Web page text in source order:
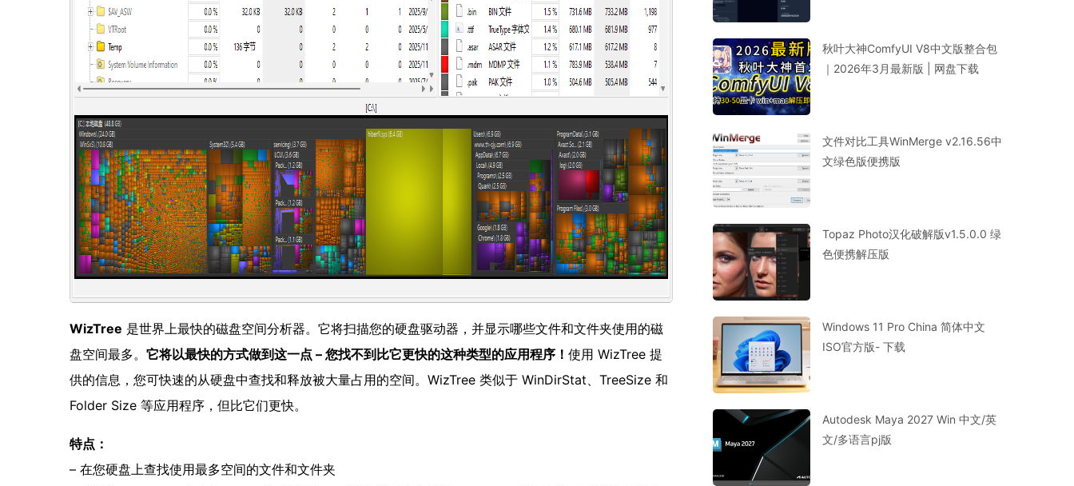
WizTree 是世界上最快的磁盘空间分析器。它将扫描您的硬盘驱动器，并显示哪些文件和文件夹使用的磁
盘空间最多。 它将以最快的方式做到这一点 – 您找不到比它更快的这种类型的应用程序！ 使用 WizTree 提
供的信息，您可快速的从硬盘中查找和释放被大量占用的空间。WizTree 类似于 WinDirStat、TreeSize 和
Folder Size 等应用程序，但比它们更快。
特点：
– 在您硬盘上查找使用最多空间的文件和文件夹
秋叶大神ComfyUI V8中文版整合包
｜2026年3月最新版 | 网盘下载
文件对比工具WinMerge v2.16.56中
文绿色版便携版
Topaz Photo汉化破解版v1.5.0.0 绿
色便携解压版
Windows 11 Pro China 简体中文
ISO官方版- 下载
Autodesk Maya 2027 Win 中文/英
文/多语言pj版